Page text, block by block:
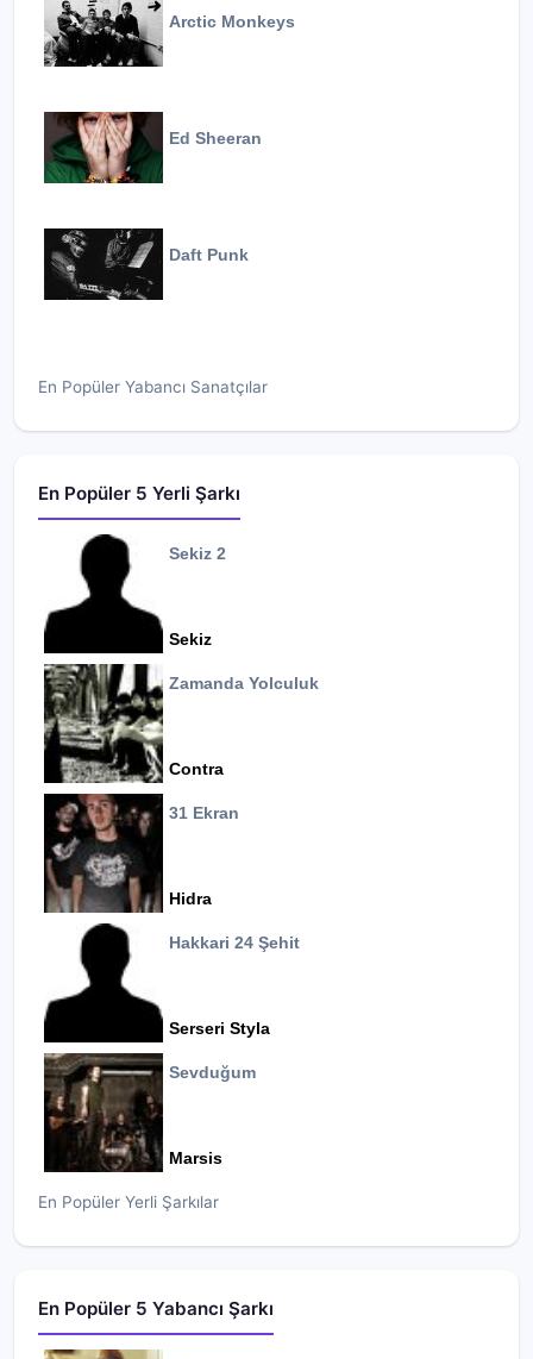
Arctic Monkeys
Ed Sheeran
Daft Punk
En Popüler Yabancı Sanatçılar
En Popüler 5 Yerli Şarkı
Sekiz 2
Sekiz
Zamanda Yolculuk
Contra
31 Ekran
Hidra
Hakkari 24 Şehit
Serseri Styla
Sevduğum
Marsis
En Popüler Yerli Şarkılar
En Popüler 5 Yabancı Şarkı